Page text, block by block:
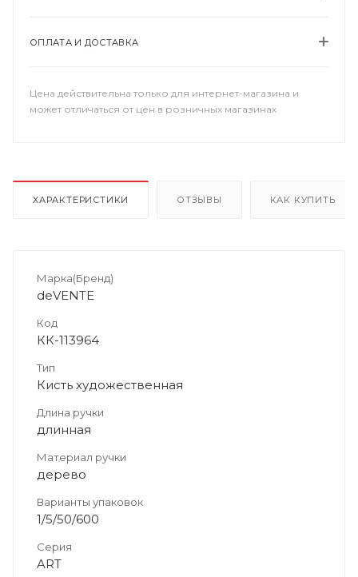
ОПЛАТА И ДОСТАВКА
Цена действительна только для интернет-магазина и
может отличаться от цен в розничных магазинах
ХАРАКТЕРИСТИКИ ОТЗЫВЫ КАК КУПИТЬ
Марка(Бренд)
deVENTE
Код
КК-113964
Тип
Кисть художественная
Длина ручки
длинная
Материал ручки
дерево
Варианты упаковок
1/5/50/600
Серия
ART